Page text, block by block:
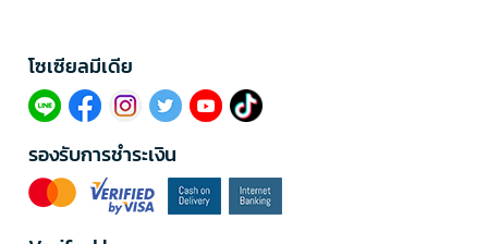
โซเซียลมีเดีย​
รองรับการชำระเงิน